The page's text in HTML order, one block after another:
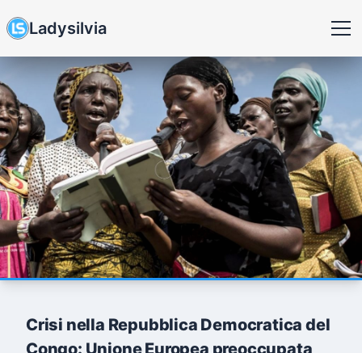
Ladysilvia
Crisi nella Repubblica Democratica del